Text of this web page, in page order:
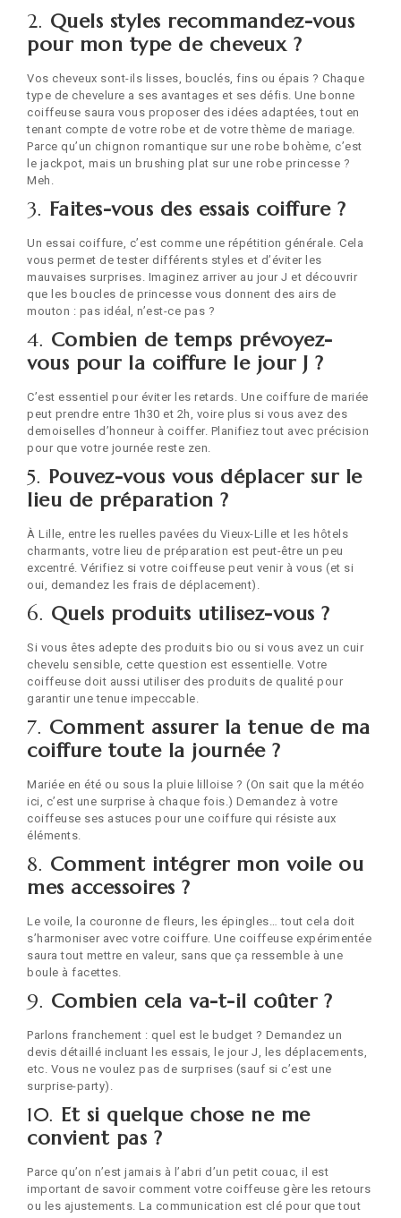
2. Quels styles recommandez-vous
pour mon type de cheveux ?
Vos cheveux sont-ils lisses, bouclés, fins ou épais ? Chaque
type de chevelure a ses avantages et ses défis. Une bonne
coiffeuse saura vous proposer des idées adaptées, tout en
tenant compte de votre robe et de votre thème de mariage.
Parce qu’un chignon romantique sur une robe bohème, c’est
le jackpot, mais un brushing plat sur une robe princesse ?
Meh.
3. Faites-vous des essais coiffure ?
Un essai coiffure, c’est comme une répétition générale. Cela
vous permet de tester différents styles et d’éviter les
mauvaises surprises. Imaginez arriver au jour J et découvrir
que les boucles de princesse vous donnent des airs de
mouton : pas idéal, n’est-ce pas ?
4. Combien de temps prévoyez-
vous pour la coiffure le jour J ?
C’est essentiel pour éviter les retards. Une coiffure de mariée
peut prendre entre 1h30 et 2h, voire plus si vous avez des
demoiselles d’honneur à coiffer. Planifiez tout avec précision
pour que votre journée reste zen.
5. Pouvez-vous vous déplacer sur le
lieu de préparation ?
À Lille, entre les ruelles pavées du Vieux-Lille et les hôtels
charmants, votre lieu de préparation est peut-être un peu
excentré. Vérifiez si votre coiffeuse peut venir à vous (et si
oui, demandez les frais de déplacement).
6. Quels produits utilisez-vous ?
Si vous êtes adepte des produits bio ou si vous avez un cuir
chevelu sensible, cette question est essentielle. Votre
coiffeuse doit aussi utiliser des produits de qualité pour
garantir une tenue impeccable.
7. Comment assurer la tenue de ma
coiffure toute la journée ?
Mariée en été ou sous la pluie lilloise ? (On sait que la météo
ici, c’est une surprise à chaque fois.) Demandez à votre
coiffeuse ses astuces pour une coiffure qui résiste aux
éléments.
8. Comment intégrer mon voile ou
mes accessoires ?
Le voile, la couronne de fleurs, les épingles… tout cela doit
s’harmoniser avec votre coiffure. Une coiffeuse expérimentée
saura tout mettre en valeur, sans que ça ressemble à une
boule à facettes.
9. Combien cela va-t-il coûter ?
Parlons franchement : quel est le budget ? Demandez un
devis détaillé incluant les essais, le jour J, les déplacements,
etc. Vous ne voulez pas de surprises (sauf si c’est une
surprise-party).
10. Et si quelque chose ne me
convient pas ?
Parce qu’on n’est jamais à l’abri d’un petit couac, il est
important de savoir comment votre coiffeuse gère les retours
ou les ajustements. La communication est clé pour que tout